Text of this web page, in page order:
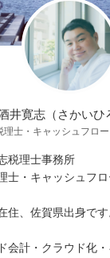
井寛志（さかいひ
理士・キャッシュフロ
税理士事務所
士・キャッシュフ
住、佐賀県出身です
会計・クラウド化